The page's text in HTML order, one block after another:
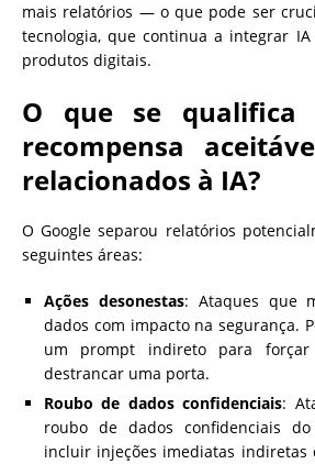
mais relatórios — o que pode ser
tecnologia, que continua a integrar
produtos digitais.
O que se qualifica
recompensa
relacionados à IA?
O Google separou relatórios
seguintes áreas:
Ações desonestas: Ataques que
dados com impacto na segurança.
um prompt indireto para
destrancar uma porta.
Roubo de dados confidenciais:
roubo de dados confidenciais
incluir injeções imediatas indiretas